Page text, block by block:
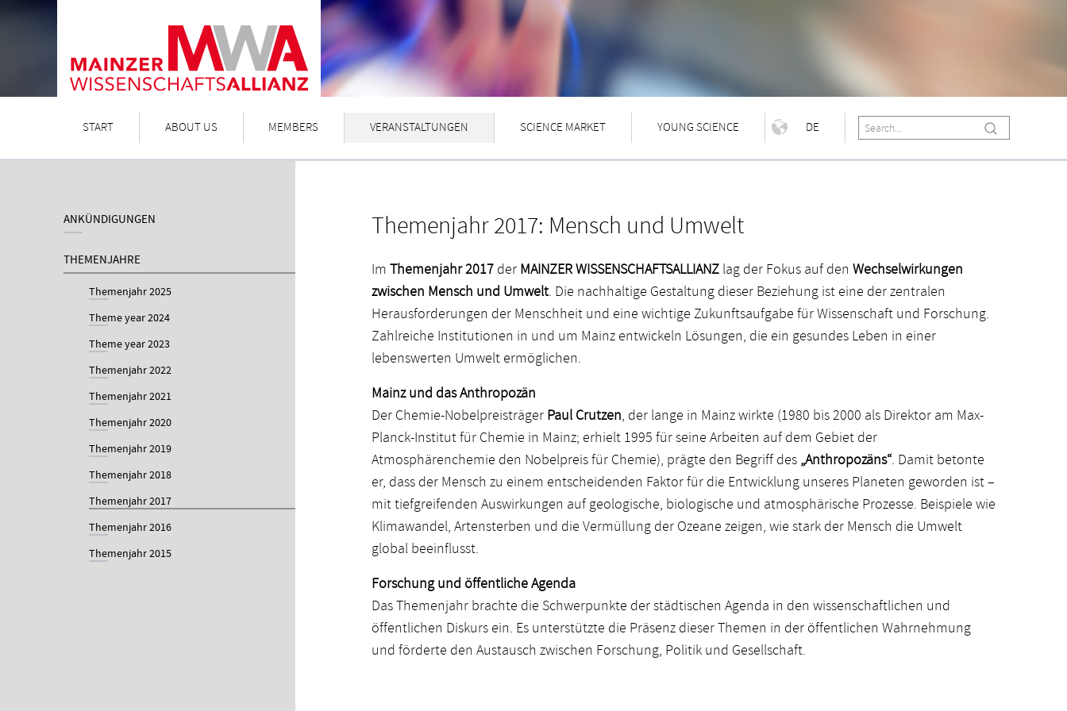
START ABOUT US MEMBERS VERANSTALTUNGEN SCIENCE MARKET YOUNG SCIENCE DE
ANKÜNDIGUNGEN
THEMENJAHRE
Themenjahr 2025
Theme year 2024
Theme year 2023
Themenjahr 2022
Themenjahr 2021
Themenjahr 2020
Themenjahr 2019
Themenjahr 2018
Themenjahr 2017
Themenjahr 2016
Themenjahr 2015
Themenjahr 2017: Mensch und Umwelt
Im Themenjahr 2017 der MAINZER WISSENSCHAFTSALLIANZ lag der Fokus auf den Wechselwirkungen
zwischen Mensch und Umwelt. Die nachhaltige Gestaltung dieser Beziehung ist eine der zentralen
Herausforderungen der Menschheit und eine wichtige Zukunftsaufgabe für Wissenschaft und Forschung.
Zahlreiche Institutionen in und um Mainz entwickeln Lösungen, die ein gesundes Leben in einer
lebenswerten Umwelt ermöglichen.
Mainz und das Anthropozän
Der Chemie-Nobelpreisträger Paul Crutzen, der lange in Mainz wirkte (1980 bis 2000 als Direktor am Max-
Planck-Institut für Chemie in Mainz; erhielt 1995 für seine Arbeiten auf dem Gebiet der
Atmosphärenchemie den Nobelpreis für Chemie), prägte den Begriff des „Anthropozäns“. Damit betonte
er, dass der Mensch zu einem entscheidenden Faktor für die Entwicklung unseres Planeten geworden ist –
mit tiefgreifenden Auswirkungen auf geologische, biologische und atmosphärische Prozesse. Beispiele wie
Klimawandel, Artensterben und die Vermüllung der Ozeane zeigen, wie stark der Mensch die Umwelt
global beeinflusst.
Forschung und öffentliche Agenda
Das Themenjahr brachte die Schwerpunkte der städtischen Agenda in den wissenschaftlichen und
öffentlichen Diskurs ein. Es unterstützte die Präsenz dieser Themen in der öffentlichen Wahrnehmung
und förderte den Austausch zwischen Forschung, Politik und Gesellschaft.